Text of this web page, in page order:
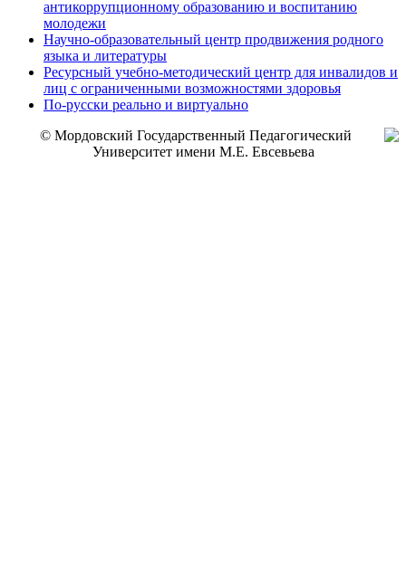
антикоррупционному образованию и воспитанию
молодежи
Научно-образовательный центр продвижения родного
языка и литературы
Ресурсный учебно-методический центр для инвалидов и
лиц с ограниченными возможностями здоровья
По-русски реально и виртуально
© Мордовский Государственный Педагогический
Университет имени М.Е. Евсевьева